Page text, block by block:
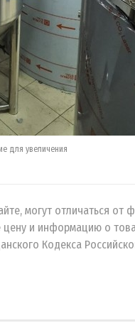
для увеличения
могут отличаться от
и информацию о
Кодекса